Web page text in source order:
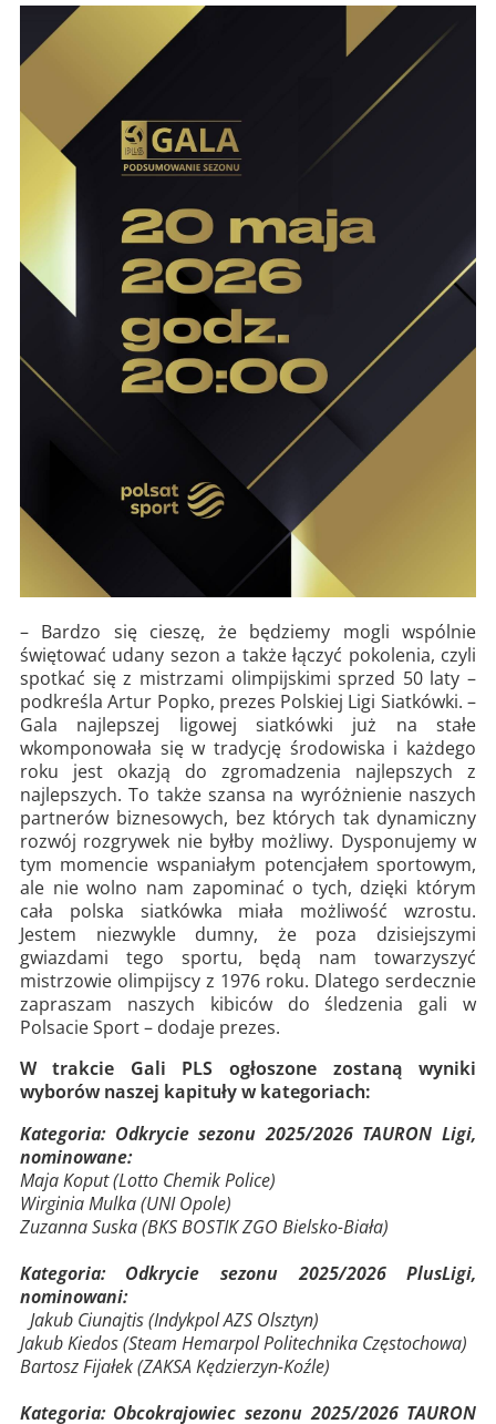
– Bardzo się cieszę, że będziemy mogli wspólnie
świętować udany sezon a także łączyć pokolenia, czyli
spotkać się z mistrzami olimpijskimi sprzed 50 laty –
podkreśla Artur Popko, prezes Polskiej Ligi Siatkówki. –
Gala najlepszej ligowej siatkówki już na stałe
wkomponowała się w tradycję środowiska i każdego
roku jest okazją do zgromadzenia najlepszych z
najlepszych. To także szansa na wyróżnienie naszych
partnerów biznesowych, bez których tak dynamiczny
rozwój rozgrywek nie byłby możliwy. Dysponujemy w
tym momencie wspaniałym potencjałem sportowym,
ale nie wolno nam zapominać o tych, dzięki którym
cała polska siatkówka miała możliwość wzrostu.
Jestem niezwykle dumny, że poza dzisiejszymi
gwiazdami tego sportu, będą nam towarzyszyć
mistrzowie olimpijscy z 1976 roku. Dlatego serdecznie
zapraszam naszych kibiców do śledzenia gali w
Polsacie Sport – dodaje prezes.
W trakcie Gali PLS ogłoszone zostaną wyniki
wyborów naszej kapituły w kategoriach:
Kategoria: Odkrycie sezonu 2025/2026 TAURON Ligi,
nominowane:
Maja Koput (Lotto Chemik Police)
Wirginia Mulka (UNI Opole)
Zuzanna Suska (BKS BOSTIK ZGO Bielsko-Biała)
Kategoria: Odkrycie sezonu 2025/2026 PlusLigi,
nominowani:
Jakub Ciunajtis (Indykpol AZS Olsztyn)
Jakub Kiedos (Steam Hemarpol Politechnika Częstochowa)
Bartosz Fijałek (ZAKSA Kędzierzyn-Koźle)
Kategoria: Obcokrajowiec sezonu 2025/2026 TAURON